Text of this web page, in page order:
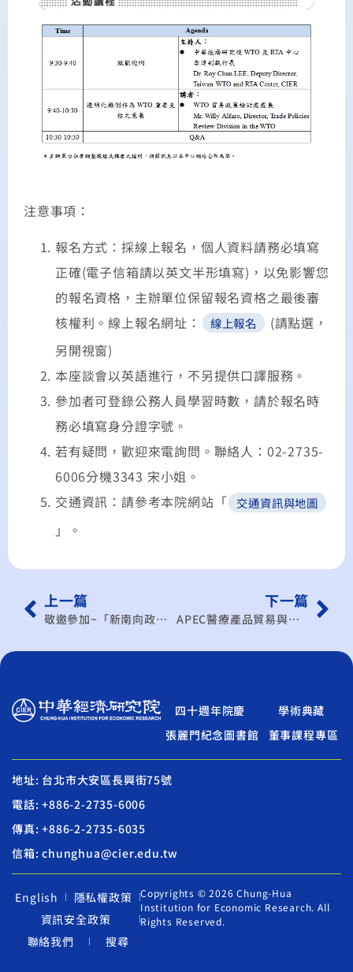
注意事項：
報名方式：採線上報名，個人資料請務必填寫
正確(電子信箱請以英文半形填寫)，以免影響您
的報名資格，主辦單位保留報名資格之最後審
核權利。線上報名網址：
線上報名
(請點選，
另開視窗)
本座談會以英語進行，不另提供口譯服務。
參加者可登錄公務人員學習時數，請於報名時
務必填寫身分證字號。
若有疑問，歡迎來電詢問。聯絡人：02-2735-
6006分機3343 宋小姐。
交通資訊：請參考本院網站「
交通資訊與地圖
」。
上一篇
敬邀參加~「新南向政策下臺商的機會與挑戰」研討會
下一篇
APEC醫療產品貿易與監管法規之國際合作經驗研討會
四十週年院慶
學術典藏
張麗門紀念圖書館
董事課程專區
地址: 台北市大安區長興街75號
電話: +886-2-2735-6006
傳真: +886-2-2735-6035
信箱: chunghua@cier.edu.tw
English
隱私權政策
資訊安全政策
聯絡我們
搜尋
Copyrights © 2026 Chung-Hua
Institution for Economic Research. All
Rights Reserved.